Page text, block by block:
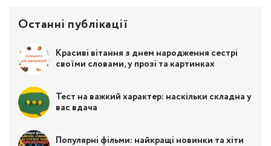
Останні публікації
Красиві вітання з днем народження сестрі
своїми словами, у прозі та картинках
Тест на важкий характер: наскільки складна у
вас вдача
Популярні фільми: найкращі новинки та хіти